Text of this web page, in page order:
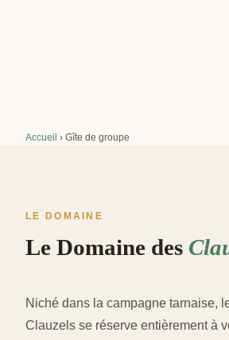
Accueil › Gîte de groupe
LE DOMAINE
Le Domaine des
Niché dans la campagne tarnaise,
Clauzels se réserve entièrement à